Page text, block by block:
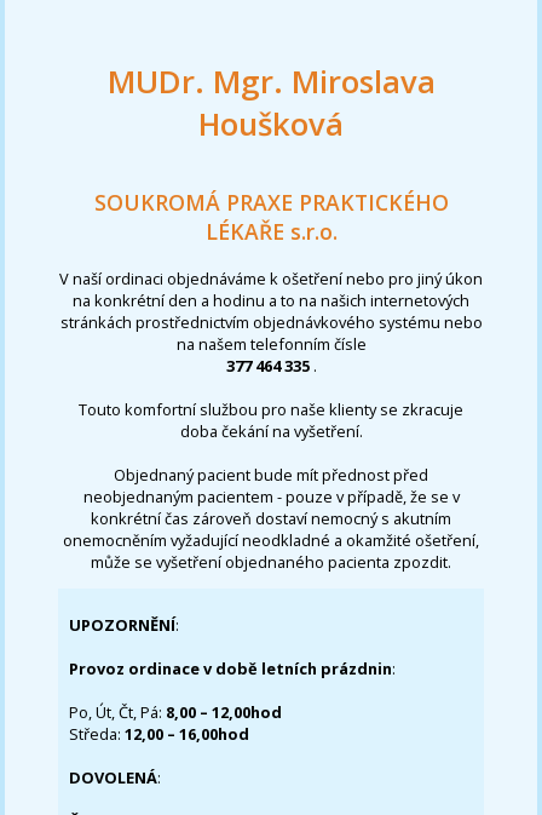
MUDr. Mgr. Miroslava
Houšková
SOUKROMÁ PRAXE PRAKTICKÉHO
LÉKAŘE s.r.o.
V naší ordinaci objednáváme k ošetření nebo pro jiný úkon
na konkrétní den a hodinu a to na našich internetových
stránkách prostřednictvím objednávkového systému nebo
na našem telefonním čísle
377 464 335 .
Touto komfortní službou pro naše klienty se zkracuje
doba čekání na vyšetření.
Objednaný pacient bude mít přednost před
neobjednaným pacientem - pouze v případě, že se v
konkrétní čas zároveň dostaví nemocný s akutním
onemocněním vyžadující neodkladné a okamžité ošetření,
může se vyšetření objednaného pacienta zpozdit.
UPOZORNĚNÍ:
Provoz ordinace v době letních prázdnin:
Po, Út, Čt, Pá: 8,00 – 12,00hod
Středa:12,00 – 16,00hod
DOVOLENÁ: